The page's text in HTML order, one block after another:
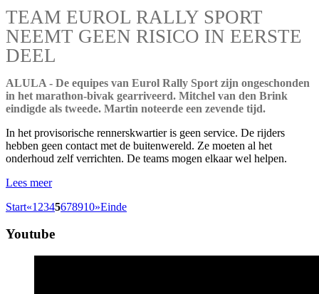
TEAM EUROL RALLY SPORT
NEEMT GEEN RISICO IN EERSTE
DEEL
ALULA - De equipes van Eurol Rally Sport zijn ongeschonden
in het marathon-bivak gearriveerd. Mitchel van den Brink
eindigde als tweede. Martin noteerde een zevende tijd.
In het provisorische rennerskwartier is geen service. De rijders
hebben geen contact met de buitenwereld. Ze moeten al het
onderhoud zelf verrichten. De teams mogen elkaar wel helpen.
Lees meer
Start«1 2345678910»Einde
Youtube